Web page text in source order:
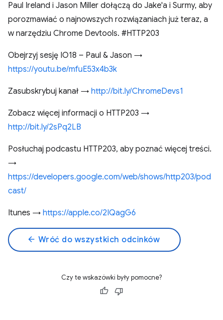
Paul Ireland i Jason Miller dołączą do Jake'a i Surmy, aby
porozmawiać o najnowszych rozwiązaniach już teraz, a
w narzędziu Chrome Devtools. #HTTP203
Obejrzyj sesję IO18 – Paul & Jason →
https://youtu.be/mfuE53x4b3k
Zasubskrybuj kanał → http://bit.ly/ChromeDevs1
Zobacz więcej informacji o HTTP203 →
http://bit.ly/2sPq2LB
Posłuchaj podcastu HTTP203, aby poznać więcej treści.
→
https://developers.google.com/web/shows/http203/pod
cast/
Itunes → https://apple.co/2IQagG6
arrow_back Wróć do wszystkich odcinków
Czy te wskazówki były pomocne?